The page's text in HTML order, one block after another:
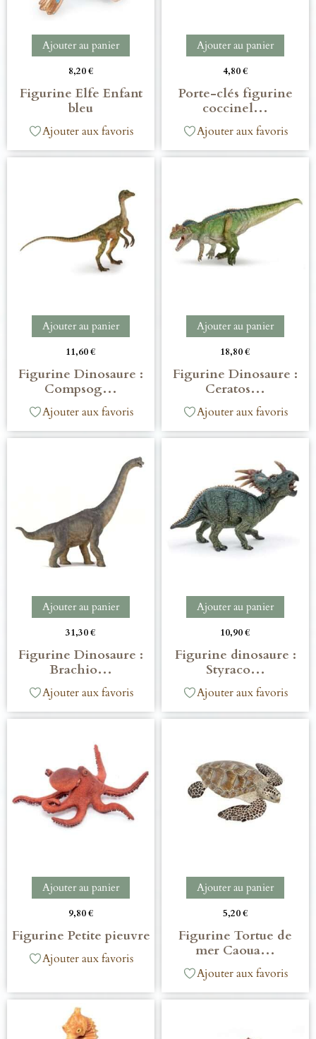
Ajouter au panier
8,20€
Figurine Elfe Enfant
bleu
Ajouter aux favoris
Ajouter au panier
4,80€
Porte-clés figurine
coccinel…
Ajouter aux favoris
Ajouter au panier
11,60€
Figurine Dinosaure :
Compsog…
Ajouter aux favoris
Ajouter au panier
18,80€
Figurine Dinosaure :
Ceratos…
Ajouter aux favoris
Ajouter au panier
31,30€
Figurine Dinosaure :
Brachio…
Ajouter aux favoris
Ajouter au panier
10,90€
Figurine dinosaure :
Styraco…
Ajouter aux favoris
Ajouter au panier
9,80€
Figurine Petite pieuvre
Ajouter aux favoris
Ajouter au panier
5,20€
Figurine Tortue de
mer Caoua…
Ajouter aux favoris